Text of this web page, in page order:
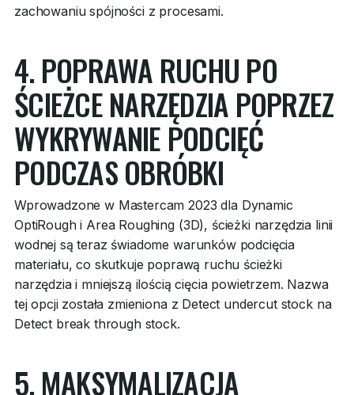
zachowaniu spójności z procesami.
4. POPRAWA RUCHU PO
ŚCIEŻCE NARZĘDZIA POPRZEZ
WYKRYWANIE PODCIĘĆ
PODCZAS OBRÓBKI
Wprowadzone w Mastercam 2023 dla Dynamic
OptiRough i Area Roughing (3D), ścieżki narzędzia linii
wodnej są teraz świadome warunków podcięcia
materiału, co skutkuje poprawą ruchu ścieżki
narzędzia i mniejszą ilością cięcia powietrzem. Nazwa
tej opcji została zmieniona z Detect undercut stock na
Detect break through stock.
5. MAKSYMALIZACJA